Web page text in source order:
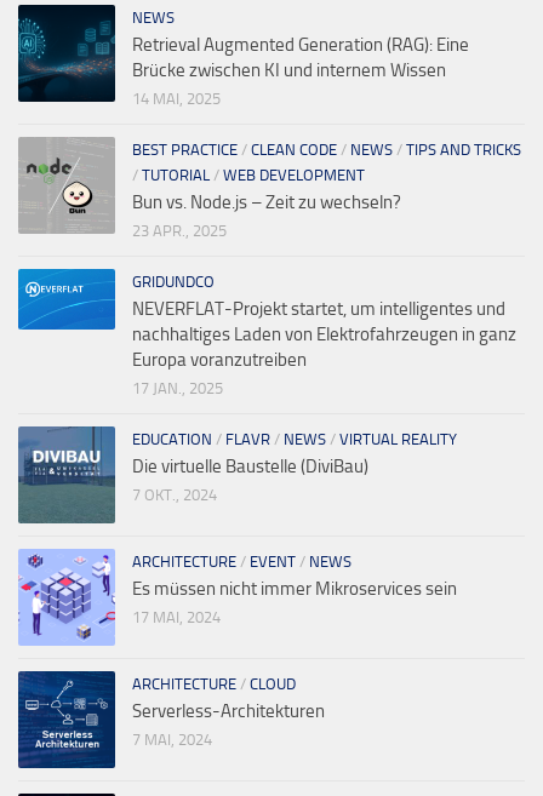
NEWS
Retrieval Augmented Generation (RAG): Eine
Brücke zwischen KI und internem Wissen
14 MAI, 2025
BEST PRACTICE / CLEAN CODE / NEWS / TIPS AND TRICKS
/ TUTORIAL / WEB DEVELOPMENT
Bun vs. Node.js – Zeit zu wechseln?
23 APR., 2025
GRIDUNDCO
NEVERFLAT-Projekt startet, um intelligentes und
nachhaltiges Laden von Elektrofahrzeugen in ganz
Europa voranzutreiben
17 JAN., 2025
EDUCATION / FLAVR / NEWS / VIRTUAL REALITY
Die virtuelle Baustelle (DiviBau)
7 OKT., 2024
ARCHITECTURE / EVENT / NEWS
Es müssen nicht immer Mikroservices sein
17 MAI, 2024
ARCHITECTURE / CLOUD
Serverless-Architekturen
7 MAI, 2024